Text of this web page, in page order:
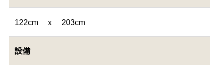
122cm ｘ 203cm
設備